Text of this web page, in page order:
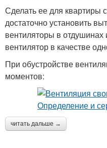
Сделать ее для
достаточно установить
вентиляторы в отдушинах
вентилятор в качестве
При обустройстве
моментов:
читать дальше →